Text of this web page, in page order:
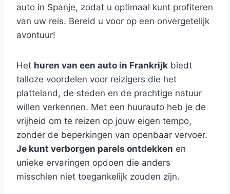
auto in Spanje, zodat u optimaal kunt profiteren
van uw reis. Bereid u voor op een onvergetelijk
avontuur!
Het huren van een auto in Frankrijk biedt
talloze voordelen voor reizigers die het
platteland, de steden en de prachtige natuur
willen verkennen. Met een huurauto heb je de
vrijheid om te reizen op jouw eigen tempo,
zonder de beperkingen van openbaar vervoer.
Je kunt verborgen parels ontdekken en
unieke ervaringen opdoen die anders
misschien niet toegankelijk zouden zijn.